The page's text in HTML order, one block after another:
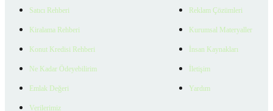
Satıcı Rehberi
Kiralama Rehberi
Konut Kredisi Rehberi
Ne Kadar Ödeyebilirim
Emlak Değeri
Verilerimiz
Reklam Çözümleri
Kurumsal Materyaller
İnsan Kaynakları
İletişim
Yardım